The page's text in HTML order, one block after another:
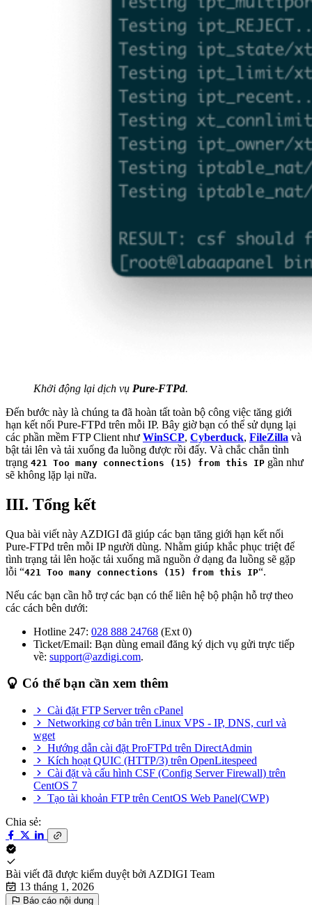
Khởi động lại dịch vụ Pure-FTPd.
Đến bước này là chúng ta đã hoàn tất toàn bộ công việc tăng giới
hạn kết nối Pure-FTPd trên mỗi IP. Bây giờ bạn có thể sử dụng lại
các phần mềm FTP Client như WinSCP, Cyberduck, FileZilla và
bật tải lên và tải xuống đa luồng được rồi đấy. Và chắc chắn tình
trạng 421 Too many connections (15) from this IP gần như
sẽ không lặp lại nữa.
III. Tổng kết
Qua bài viết này AZDIGI đã giúp các bạn tăng giới hạn kết nối
Pure-FTPd trên mỗi IP người dùng. Nhằm giúp khắc phục triệt để
tình trạng tải lên hoặc tải xuống mã nguồn ở dạng đa luồng sẽ gặp
lỗi “421 Too many connections (15) from this IP“.
Nếu các bạn cần hỗ trợ các bạn có thể liên hệ bộ phận hỗ trợ theo
các cách bên dưới:
Hotline 247: 028 888 24768 (Ext 0)
Ticket/Email: Bạn dùng email đăng ký dịch vụ gửi trực tiếp
về: support@azdigi.com.
Có thể bạn cần xem thêm
Cài đặt FTP Server trên cPanel
Networking cơ bản trên Linux VPS - IP, DNS, curl và
wget
Hướng dẫn cài đặt ProFTPd trên DirectAdmin
Kích hoạt QUIC (HTTP/3) trên OpenLitespeed
Cài đặt và cấu hình CSF (Config Server Firewall) trên
CentOS 7
Tạo tài khoản FTP trên CentOS Web Panel(CWP)
Chia sẻ:
Bài viết đã được kiểm duyệt bởi AZDIGI Team
13 tháng 1, 2026
Báo cáo nội dung